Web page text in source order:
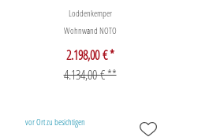
Loddenkemper
Wohnwand NOTO
2.198,00 € *
4.134,00 € **
vor Ort zu besichtigen